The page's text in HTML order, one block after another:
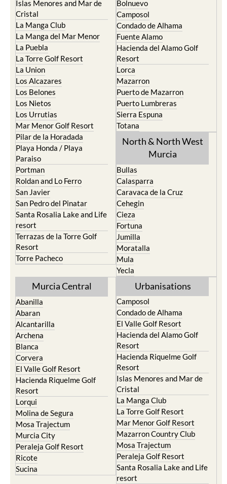
El Carmoli
Islas Menores and Mar de
Cristal
La Manga Club
La Manga del Mar Menor
La Puebla
La Torre Golf Resort
La Union
Los Alcazares
Los Belones
Los Nietos
Los Urrutias
Mar Menor Golf Resort
Pilar de la Horadada
Playa Honda / Playa
Paraiso
Portman
Roldan and Lo Ferro
San Javier
San Pedro del Pinatar
Santa Rosalia Lake and Life
resort
Terrazas de la Torre Golf
Resort
Torre Pacheco
Alhama de Murcia
Bolnuevo
Camposol
Condado de Alhama
Fuente Alamo
Hacienda del Alamo Golf
Resort
Lorca
Mazarron
Puerto de Mazarron
Puerto Lumbreras
Sierra Espuna
Totana
North & North West
Bullas
Calasparra
Caravaca de la Cruz
Cehegin
Cieza
Fortuna
Jumilla
Moratalla
Mula
Murcia Central
Abanilla
Abaran
Alcantarilla
Archena
Blanca
Corvera
El Valle Golf Resort
Hacienda Riquelme Golf
Resort
Lorqui
Molina de Segura
Mosa Trajectum
Murcia City
Peraleja Golf Resort
Ricote
Urbanisations
Camposol
Condado de Alhama
El Valle Golf Resort
Hacienda del Alamo Golf
Resort
Hacienda Riquelme Golf
Resort
Islas Menores and Mar de
Cristal
La Manga Club
La Torre Golf Resort
Mar Menor Golf Resort
Mazarron Country Club
Mosa Trajectum
Peraleja Golf Resort